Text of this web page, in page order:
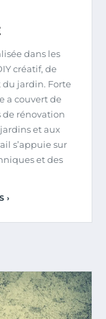
dans les
créatif, de
du jardin. Forte
a couvert de
rénovation
et aux
s’appuie sur
et des
›